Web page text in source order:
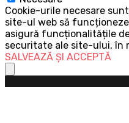
Cookie-urile necesare
site-ul web să
asigură funcționalitățile
securitate ale site-ului, în
SALVEAZĂ ȘI ACCEPTĂ